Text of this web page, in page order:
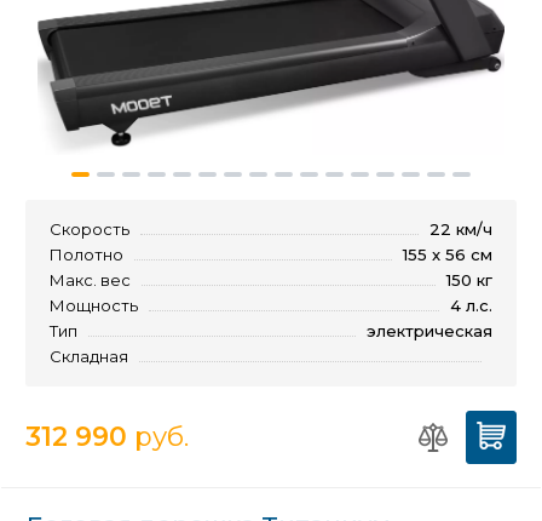
Скорость
22 км/ч
Полотно
155 x 56 см
Макс. вес
150 кг
Мощность
4 л.с.
Тип
электрическая
Складная
312 990 руб.